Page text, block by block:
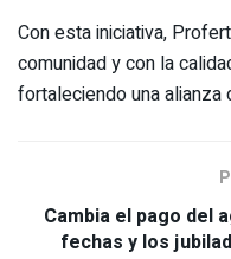
Con esta iniciativa,
comunidad y con la
fortaleciendo una alianza
Cambia el pago del
fechas y los